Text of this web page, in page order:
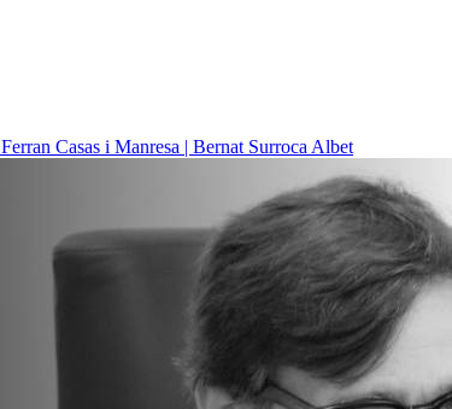
Ferran Casas i Manresa | Bernat Surroca Albet